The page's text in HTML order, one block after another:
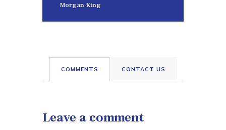
Morgan King
COMMENTS CONTACT US
Leave a comment